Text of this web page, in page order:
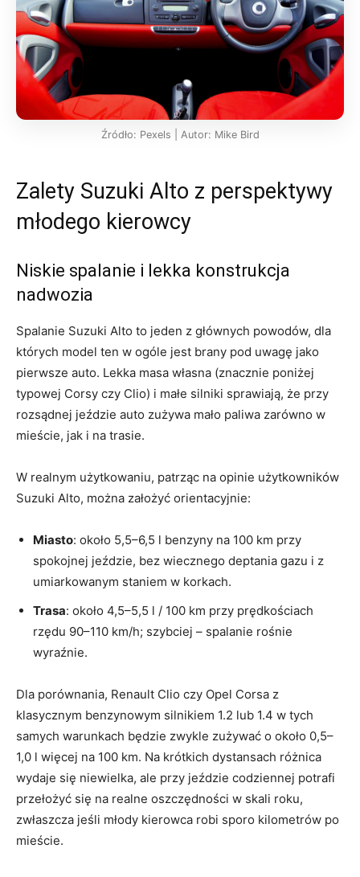
Źródło: Pexels | Autor: Mike Bird
Zalety Suzuki Alto z perspektywy
młodego kierowcy
Niskie spalanie i lekka konstrukcja
nadwozia
Spalanie Suzuki Alto to jeden z głównych powodów, dla
których model ten w ogóle jest brany pod uwagę jako
pierwsze auto. Lekka masa własna (znacznie poniżej
typowej Corsy czy Clio) i małe silniki sprawiają, że przy
rozsądnej jeździe auto zużywa mało paliwa zarówno w
mieście, jak i na trasie.
W realnym użytkowaniu, patrząc na opinie użytkowników
Suzuki Alto, można założyć orientacyjnie:
Miasto: około 5,5–6,5 l benzyny na 100 km przy
spokojnej jeździe, bez wiecznego deptania gazu i z
umiarkowanym staniem w korkach.
Trasa: około 4,5–5,5 l / 100 km przy prędkościach
rzędu 90–110 km/h; szybciej – spalanie rośnie
wyraźnie.
Dla porównania, Renault Clio czy Opel Corsa z
klasycznym benzynowym silnikiem 1.2 lub 1.4 w tych
samych warunkach będzie zwykle zużywać o około 0,5–
1,0 l więcej na 100 km. Na krótkich dystansach różnica
wydaje się niewielka, ale przy jeździe codziennej potrafi
przełożyć się na realne oszczędności w skali roku,
zwłaszcza jeśli młody kierowca robi sporo kilometrów po
mieście.